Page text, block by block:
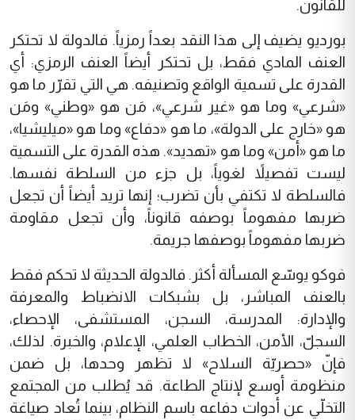
للقانون.
بورديو يضيف إلى هذا النقد بعداً رمزياً. فالدولة لا تحتكر
العنف المادي فقط، بل تحتكر أيضاً العنف الرمزي: أي
القدرة على تسمية الواقع وتصنيفه. هي التي تقرّر ما هو
«شرعي» وما هو «غير شرعي»، مَن هو «وطني» ومَن
هو «خارج على الدولة»، ما هو «دفاع» وما هو «ميليشيا»،
ما هو «أمن» وما هو «تهديد». هذه القدرة على التسمية
ليست تفصيلاً لغوياً، بل جزء من السلطة نفسها.
فالسلطة لا تكتفي بأن تضرب؛ إنها تريد أيضاً أن تجعل
ضربها مفهوماً بوصفه قانوناً، وأن تجعل مقاومة
ضربها مفهوماً بوصفها جريمة.
فوكو يوسّع المسألة أكثر. فالدولة الحديثة لا تحكم فقط
بالعنف المباشر، بل بشبكات الانضباط والمعرفة
والإدارة: المدرسة، السجن، المستشفى، الإحصاء،
السجلّ، الأمن، الخطاب العلمي، الإعلام، والخبرة. لذلك،
فإنّ «حصريّة السلاح» لا تظهر وحدها، بل ضمن
منظومة أوسع لإنتاج الطاعة. قد يُطلب من المجتمع
التخلّي عن أدوات دفاعه باسم النظام، بينما تُعاد صياغة